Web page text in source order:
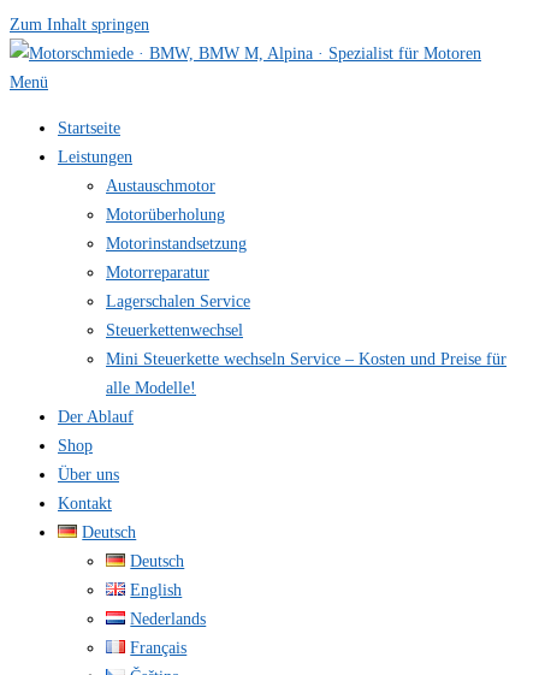
Zum Inhalt springen
Menü
Startseite
Leistungen
Austauschmotor
Motorüberholung
Motorinstandsetzung
Motorreparatur
Lagerschalen Service
Steuerkettenwechsel
Mini Steuer­kette wechseln Service – Kosten und Preise für
alle Modelle!
Der Ablauf
Shop
Über uns
Kontakt
Deutsch
Deutsch
English
Nederlands
Français